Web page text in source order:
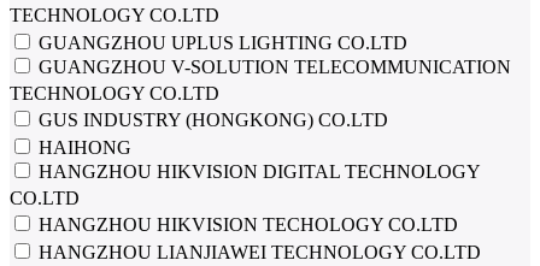
TECHNOLOGY CO.LTD
GUANGZHOU UPLUS LIGHTING CO.LTD
GUANGZHOU V-SOLUTION TELECOMMUNICATION
TECHNOLOGY CO.LTD
GUS INDUSTRY (HONGKONG) CO.LTD
HAIHONG
HANGZHOU HIKVISION DIGITAL TECHNOLOGY
CO.LTD
HANGZHOU HIKVISION TECHOLOGY CO.LTD
HANGZHOU LIANJIAWEI TECHNOLOGY CO.LTD